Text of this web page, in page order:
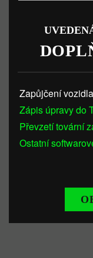
Zapůjčení vozidla
Zápis úpravy do
Převzetí tovární
Ostatní